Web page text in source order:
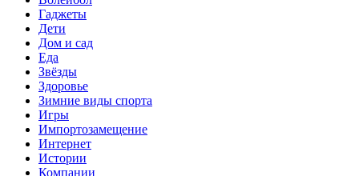
Гаджеты
Дети
Дом и сад
Еда
Звёзды
Здоровье
Зимние виды спорта
Игры
Импортозамещение
Интернет
Истории
Компании